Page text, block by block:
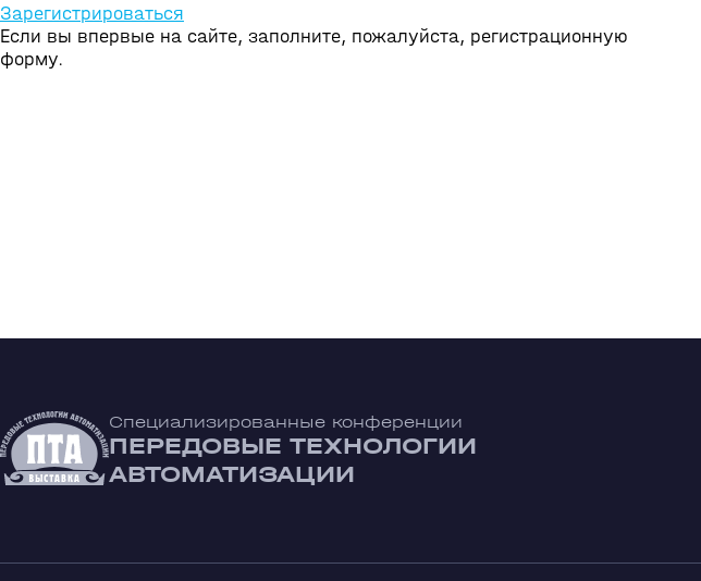
Зарегистрироваться
Если вы впервые на сайте, заполните, пожалуйста, регистрационную
форму.
Специализированные конференции
ПЕРЕДОВЫЕ ТЕХНОЛОГИИ
АВТОМАТИЗАЦИИ